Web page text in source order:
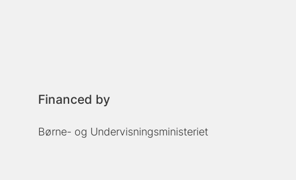
Financed by
Børne- og Undervisningsministeriet